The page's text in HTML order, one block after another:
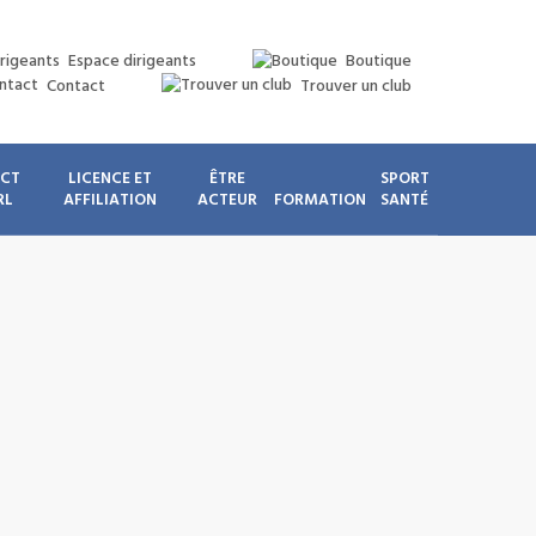
Espace dirigeants
Boutique
Contact
Trouver un club
LICENCE ET
AFFILIATION
ÊTRE
ACTEUR
FORMATION
SPORT
SANTÉ